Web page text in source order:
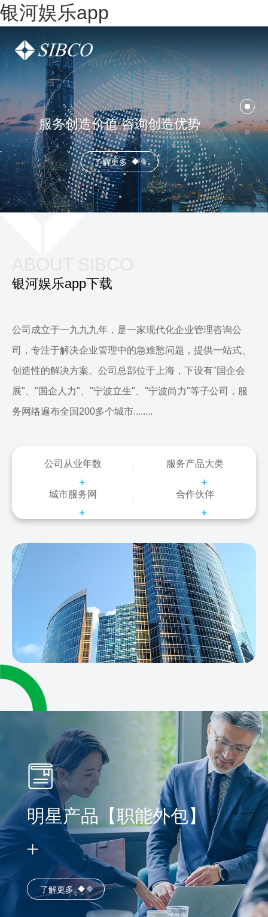
银河娱乐app
服务创造价值 咨询创造优势
了解更多
银河娱乐app下载
公司成立于一九九九年，是一家现代化企业管理咨询公
司，专注于解决企业管理中的急难愁问题，提供一站式、
创造性的解决方案。公司总部位于上海，下设有"国企会
展"、"国企人力"、"宁波立生"、"宁波尚力"等子公司，服
务网络遍布全国200多个城市........
公司从业年数
+
服务产品大类
+
城市服务网
+
合作伙伴
+
明星产品【职能外包】
了解更多